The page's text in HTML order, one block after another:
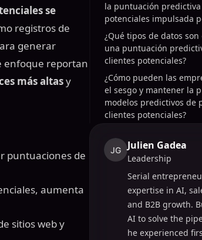
se
registros de
generar
enfoque reportan
más altasy
puntuaciones de
aumenta
sitios web y
la puntuación
potenciales impulsada
¿Qué tipos de datos
una puntuación
clientes potenciales?
¿Cómo pueden las
el sesgo y mantener la
modelos predictivos de
clientes potenciales?
JG Julien Gadea
Leadership
Serial
expertise in AI,
and B2B growth.
AI to solve the
he experienced